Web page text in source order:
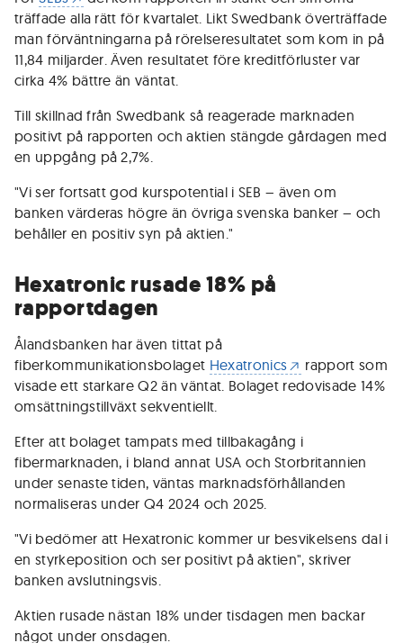
träffade alla rätt för kvartalet. Likt Swedbank överträffade
man förväntningarna på rörelseresultatet som kom in på
11,84 miljarder. Även resultatet före kreditförluster var
cirka 4% bättre än väntat.
Till skillnad från Swedbank så reagerade marknaden
positivt på rapporten och aktien stängde gårdagen med
en uppgång på 2,7%.
"Vi ser fortsatt god kurspotential i SEB – även om
banken värderas högre än övriga svenska banker – och
behåller en positiv syn på aktien."
Hexatronic rusade 18% på
rapportdagen
Ålandsbanken har även tittat på
fiberkommunikationsbolaget Hexatronics
rapport som
visade ett starkare Q2 än väntat. Bolaget redovisade 14%
omsättningstillväxt sekventiellt.
Efter att bolaget tampats med tillbakagång i
fibermarknaden, i bland annat USA och Storbritannien
under senaste tiden, väntas marknadsförhållanden
normaliseras under Q4 2024 och 2025.
"Vi bedömer att Hexatronic kommer ur besvikelsens dal i
en styrkeposition och ser positivt på aktien", skriver
banken avslutningsvis.
Aktien rusade nästan 18% under tisdagen men backar
något under onsdagen.